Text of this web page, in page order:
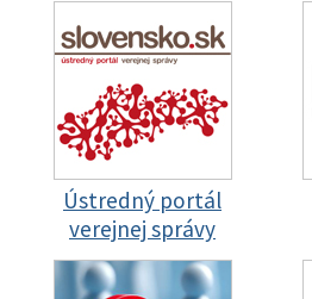
Ústredný portál
verejnej správy